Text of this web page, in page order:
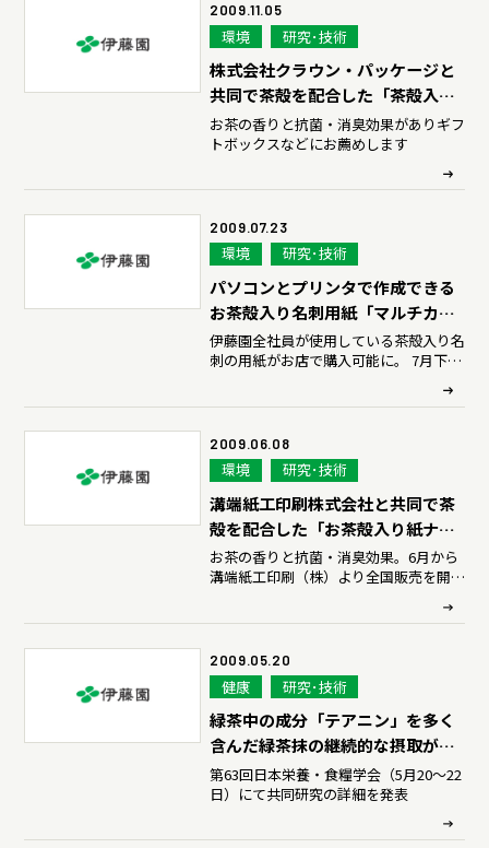
2009.11.05
環境 研究･技術
株式会社クラウン・パッケージと
共同で茶殻を配合した「茶殻入り
パッケージ」を開発
お茶の香りと抗菌・消臭効果がありギフ
トボックスなどにお薦めします
2009.07.23
環境 研究･技術
パソコンとプリンタで作成できる
お茶殻入り名刺用紙「マルチカー
ド〈名刺〉茶殻リサイクル紙」を
開発
伊藤園全社員が使用している茶殻入り名
刺の用紙がお店で購入可能に。 7月下旬
2009.06.08
環境 研究･技術
溝端紙工印刷株式会社と共同で茶
殻を配合した「お茶殻入り紙ナプ
キン」を開発
お茶の香りと抗菌・消臭効果。6月から
溝端紙工印刷（株）より全国販売を開
2009.05.20
健康 研究･技術
緑茶中の成分「テアニン」を多く
含んだ緑茶抹の継続的な摂取が高
齢者の認知症を予防する可能性を
確認
第63回日本栄養・食糧学会（5月20～22
日）にて共同研究の詳細を発表